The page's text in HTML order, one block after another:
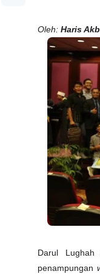
Oleh:Haris
Darul Lughah
penampungan